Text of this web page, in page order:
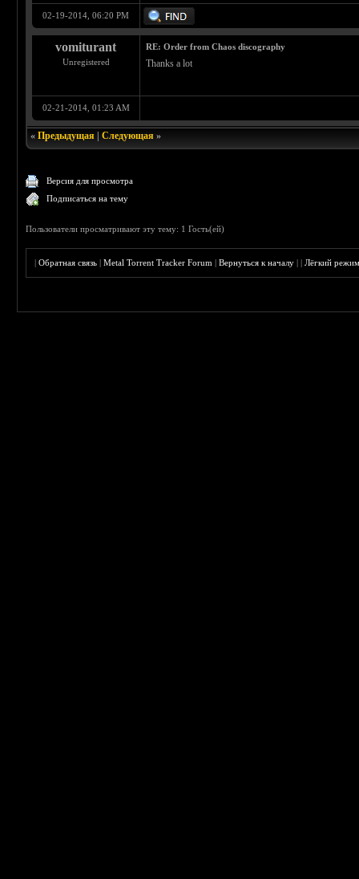
02-19-2014, 06:20 PM
vomiturant
Unregistered
RE: Order from Chaos discography
Thanks a lot
02-21-2014, 01:23 AM
«Предыдущая |Следующая »
Версия для просмотра
Подписаться на тему
Пользователи просматривают эту тему: 1 Гость(ей)
|Обратная связь |Metal Torrent Tracker Forum |Вернуться к началу ||Лёгкий